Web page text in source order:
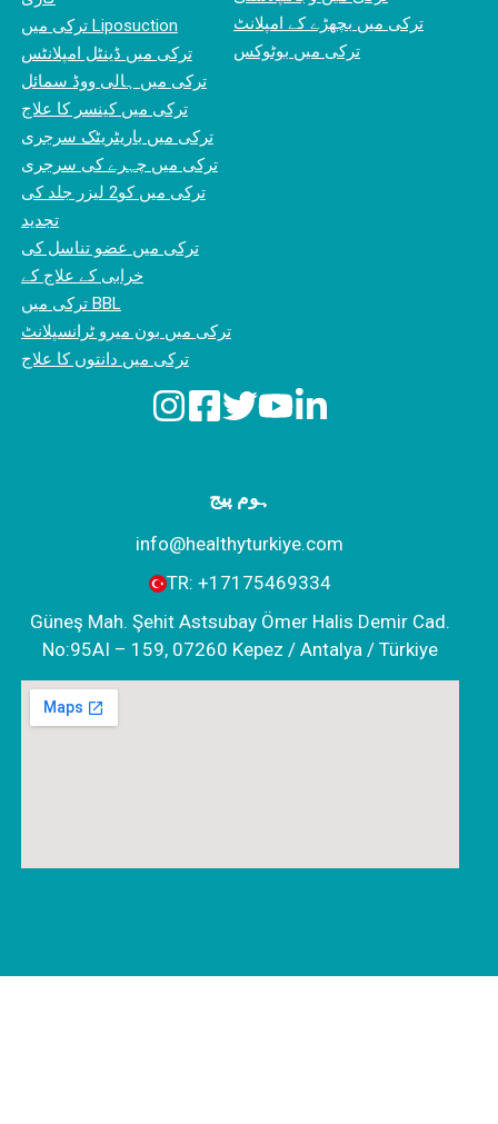
ترکی میں Liposuction
ترکی میں ڈینٹل امپلانٹس
ترکی میں ہالی ووڈ سمائل
ترکی میں کینسر کا علاج
ترکی میں باریٹریٹک سرجری
ترکی میں چہرے کی سرجری
ترکی میں کو2 لیزر جلد کی
تجدید
ترکی میں عضو تناسل کی
خرابی کے علاج کے
ترکی میں BBL
ترکی میں بون میرو ٹرانسپلانٹ
ترکی میں دانتوں کا علاج
ترکی میں بچھڑے کے امپلانٹ
ترکی میں بوٹوکس
ہوم پیج
info@healthyturkiye.com
TR: +‪17175469334‬
Güneş Mah. Şehit Astsubay Ömer Halis Demir Cad.
No:95AI – 159, 07260 Kepez / Antalya / Türkiye